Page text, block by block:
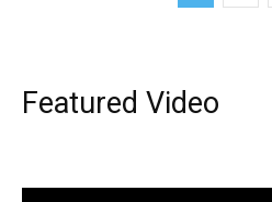
Featured Video